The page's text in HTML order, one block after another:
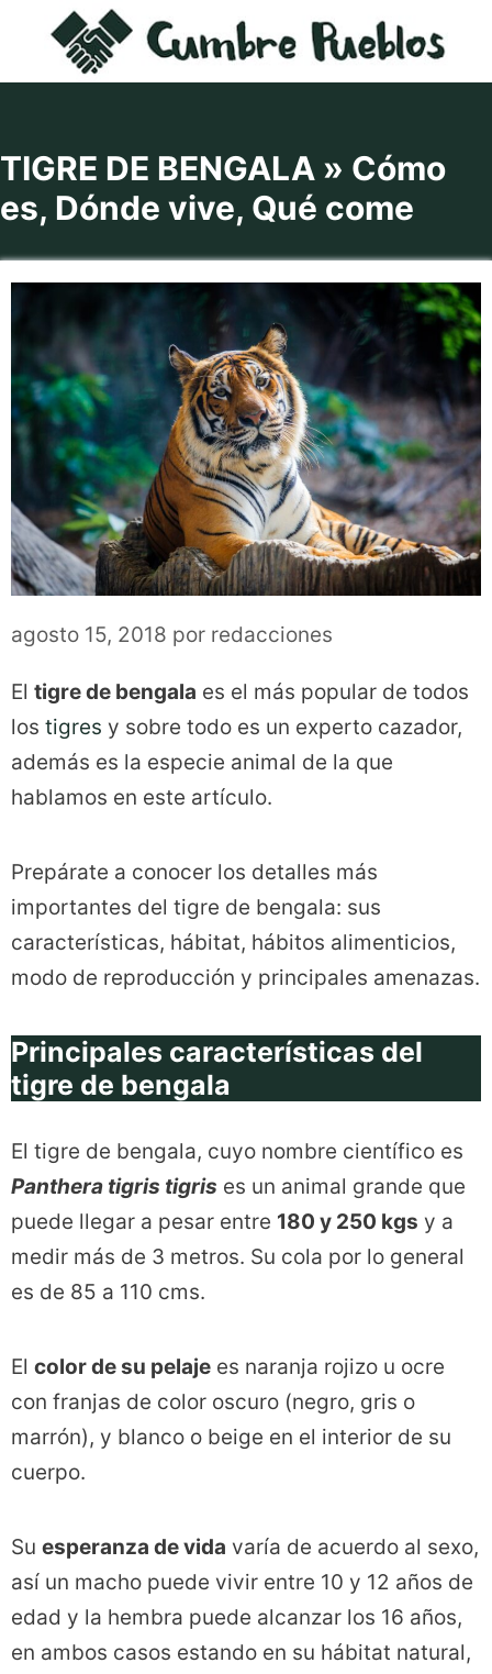
contenido
TIGRE DE BENGALA » Cómo
es, Dónde vive, Qué come
agosto 15, 2018 por redacciones
El tigre de bengala es el más popular de todos
los tigres y sobre todo es un experto cazador,
además es la especie animal de la que
hablamos en este artículo.
Prepárate a conocer los detalles más
importantes del tigre de bengala: sus
características, hábitat, hábitos alimenticios,
modo de reproducción y principales amenazas.
Principales características del
tigre de bengala
El tigre de bengala, cuyo nombre científico es
Panthera tigris tigris es un animal grande que
puede llegar a pesar entre 180 y 250 kgs y a
medir más de 3 metros. Su cola por lo general
es de 85 a 110 cms.
El color de su pelaje es naranja rojizo u ocre
con franjas de color oscuro (negro, gris o
marrón), y blanco o beige en el interior de su
cuerpo.
Su esperanza de vida varía de acuerdo al sexo,
así un macho puede vivir entre 10 y 12 años de
edad y la hembra puede alcanzar los 16 años,
en ambos casos estando en su hábitat natural,